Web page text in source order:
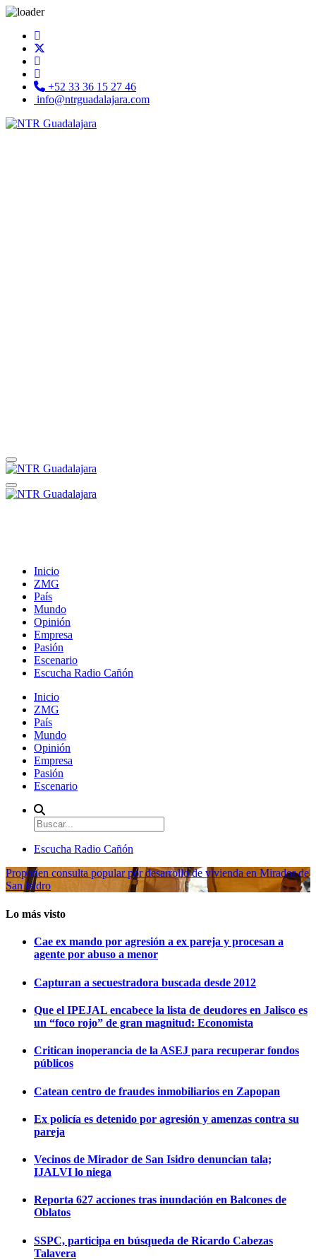
+52 33 36 15 27 46
info@ntrguadalajara.com
Inicio
ZMG
País
Mundo
Opinión
Empresa
Pasión
Escenario
Escucha Radio Cañón
Inicio
ZMG
País
Mundo
Opinión
Empresa
Pasión
Escenario
Escucha Radio Cañón
Proponen consulta popular por desarrollo de vivienda en Mirador de
San Isidro
Lo más visto
Cae ex mando por agresión a ex pareja y procesan a
agente por abuso a menor
Capturan a secuestradora buscada desde 2012
Que el IPEJAL encabece la lista de deudores en Jalisco es
un “foco rojo” de gran magnitud: Economista
Critican inoperancia de la ASEJ para recuperar fondos
públicos
Catean centro de fraudes inmobiliarios en Zapopan
Ex policía es detenido por agresión y amenzas contra su
pareja
Vecinos de Mirador de San Isidro denuncian tala;
IJALVI lo niega
Reporta 627 acciones tras inundación en Balcones de
Oblatos
SSPC, participa en búsqueda de Ricardo Cabezas
Talavera